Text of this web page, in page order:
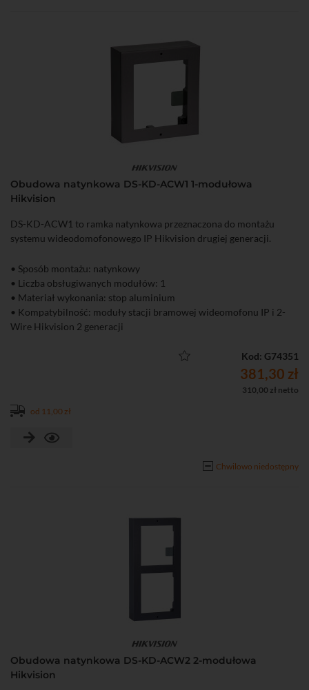
Obudowa natynkowa DS-KD-ACW1 1-modułowa
Hikvision
DS-KD-ACW1 to ramka natynkowa przeznaczona do montażu
systemu wideodomofonowego IP Hikvision drugiej generacji.
• Sposób montażu: natynkowy
• Liczba obsługiwanych modułów: 1
• Materiał wykonania: stop aluminium
• Kompatybilność: moduły stacji bramowej wideomofonu IP i 2-
Wire Hikvision 2 generacji
Kod: G74351
381,30 zł
310,00 zł netto
od 11,00 zł
Chwilowo niedostępny
Obudowa natynkowa DS-KD-ACW2 2-modułowa
Hikvision